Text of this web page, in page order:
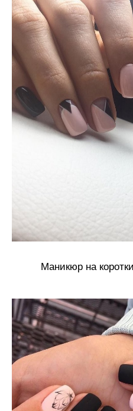
Маникюр на